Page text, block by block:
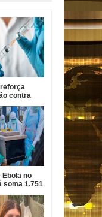
contra
Ebola no
soma 1.751